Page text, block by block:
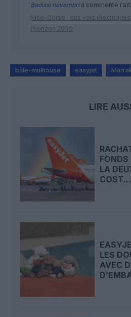
Badissi novembria commenté
Nice–Corse : ces vols
l’horizon 2030
bâle-mulhouse easyjet
LIRE
FONDS
LA
COST...
LES
AVEC